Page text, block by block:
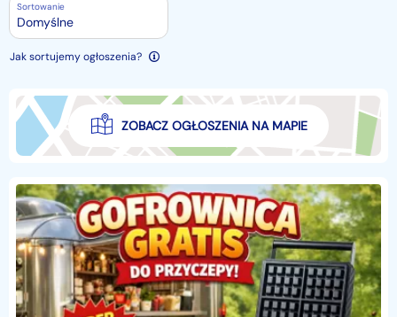
Sortowanie
Domyślne
Jak sortujemy ogłoszenia?
ZOBACZ OGŁOSZENIA NA MAPIE